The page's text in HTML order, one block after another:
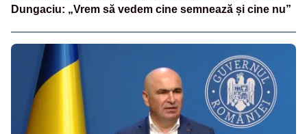
Dungaciu: „Vrem să vedem cine semnează și cine nu”